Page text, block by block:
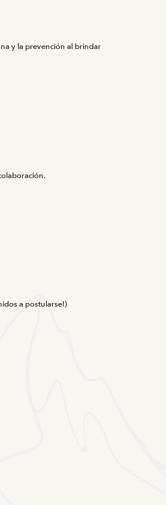
y la prevención al brindar
a postularse!)